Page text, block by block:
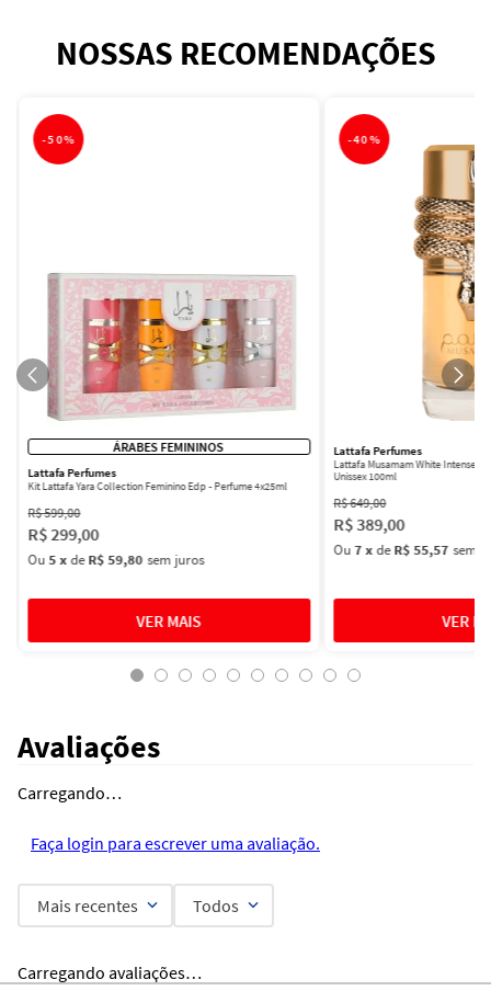
NOSSAS RECOMENDAÇÕES
-50%
ÁRABES FEMININOS
Lattafa Perfumes
Kit Lattafa Yara Collection Feminino Edp - Perfume 4x25ml
R$599,00
R$299,00
Ou5 xdeR$ 59,80 sem juros
-40%
Lattafa Perfumes
Lattafa Musamam White Intense
Unissex 100ml
R$649,00
R$389,00
Ou7xdeR$ 55,57 sem
Avaliações
Carregando…
Faça login para escrever uma avaliação.
Mais recentes Todos
Carregando avaliações…